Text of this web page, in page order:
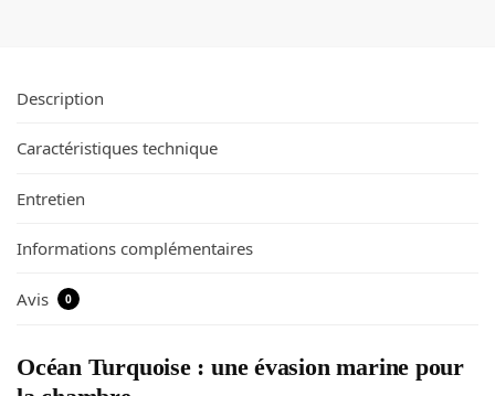
Description
Caractéristiques technique
Entretien
Informations complémentaires
Avis 0
Océan Turquoise : une évasion marine pour